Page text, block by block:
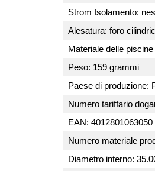
Strom Isolamento:
Alesatura: foro
Materiale delle
Peso: 159 grammi
Paese di produzione:
Numero tariffario
EAN: 4012801063050
Numero materiale
Diametro interno: